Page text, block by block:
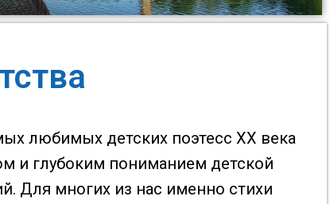
любимых детских поэтесс XX века
и глубоким пониманием детской
Для многих из нас именно стихи